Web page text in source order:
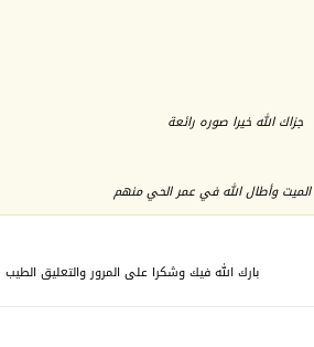
جزاك الله خيرا صوره رائعة
الميت وأطال الله في عمر الحي منهم
بارك الله فيك وشكرا على المرور والتعليق الطيب